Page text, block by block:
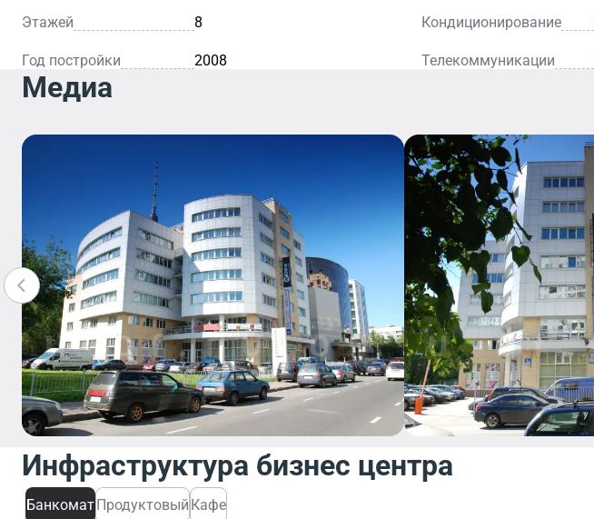
Этажей 8 Кондиционирование
Год постройки 2008 Телекоммуникации
Медиа
Инфраструктура бизнес центра
БанкоматПродуктовый Кафе
Банкомат